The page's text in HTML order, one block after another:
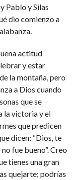
Pablo y Silas
dio comienzo a
actitud
y estar
la montaña, pero
a Dios cuando
que se
la victoria y el
que predicen
dicen: “Dios, te
fue bueno”. Creo
tienes una gran
quejarte; podrías